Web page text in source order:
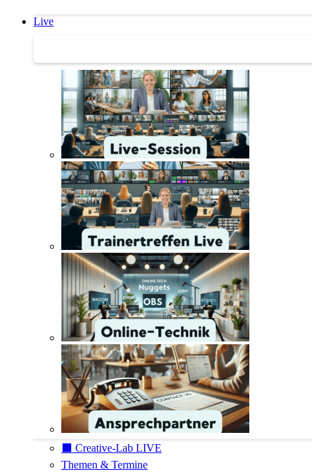
Live
⬛️ Creative-Lab LIVE
Themen & Termine